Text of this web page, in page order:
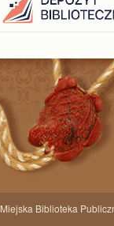
Miejska Biblioteka